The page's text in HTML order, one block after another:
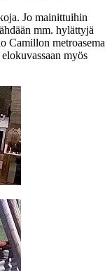
Jo mainittuihin
mm. hylättyjä
Camillon metroasema
myös